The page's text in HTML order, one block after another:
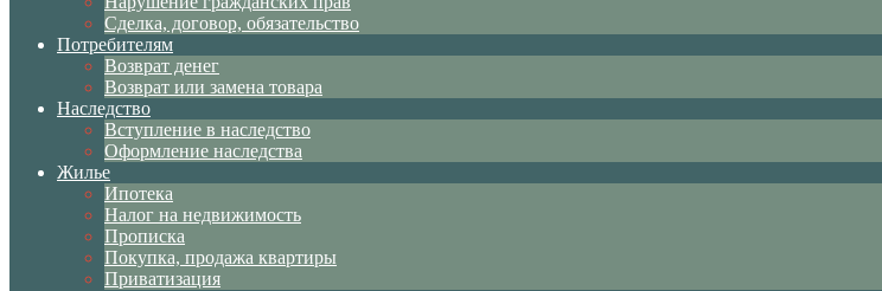
Сделка, договор, обязательство
Потребителям
Возврат денег
Возврат или замена товара
Наследство
Вступление в наследство
Оформление наследства
Жилье
Ипотека
Налог на недвижимость
Прописка
Покупка, продажа квартиры
Приватизация